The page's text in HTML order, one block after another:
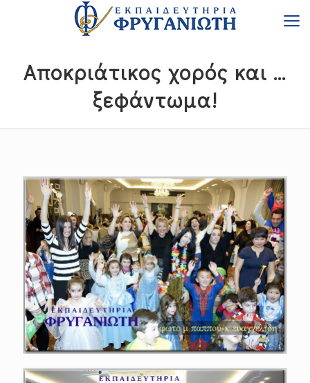
Αποκριάτικος χορός και …
ξεφάντωμα!